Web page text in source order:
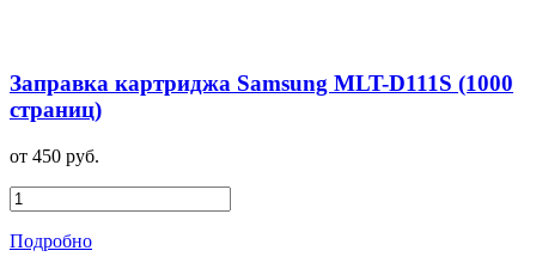
Заправка картриджа Samsung MLT-D111S (1000
страниц)
от 450 руб.
Подробно